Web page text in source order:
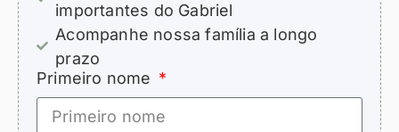
importantes do Gabriel
Acompanhe nossa família a longo
prazo
Primeiro nome